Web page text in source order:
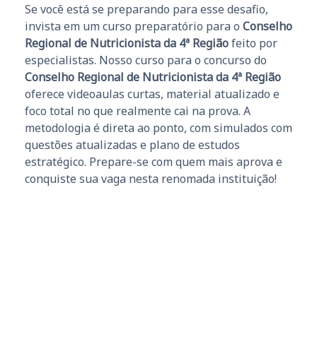
Se você está se preparando para esse desafio,
invista em um curso preparatório para o Conselho
Regional de Nutricionista da 4ª Regiãofeito por
especialistas. Nosso curso para o concurso do
Conselho Regional de Nutricionista da 4ª Região
oferece videoaulas curtas, material atualizado e
foco total no que realmente cai na prova. A
metodologia é direta ao ponto, com simulados com
questões atualizadas e plano de estudos
estratégico. Prepare-se com quem mais aprova e
conquiste sua vaga nesta renomada instituição!